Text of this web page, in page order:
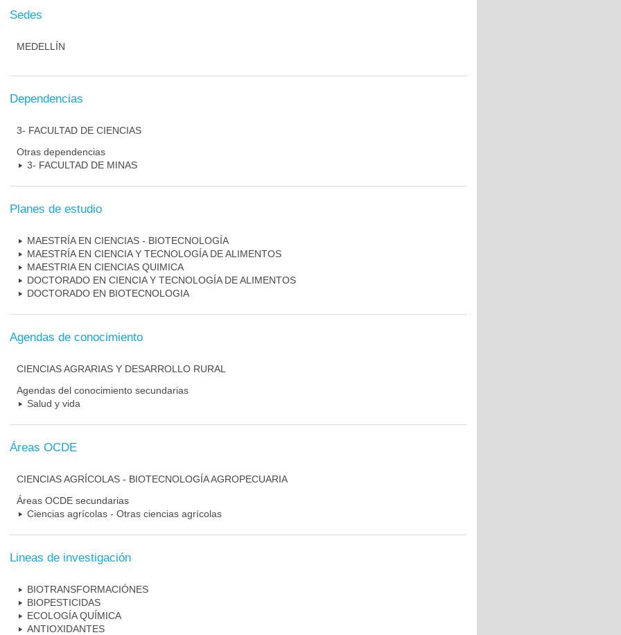
Sedes
MEDELLÍN
Dependencias
3- FACULTAD DE CIENCIAS
Otras dependencias
3- FACULTAD DE MINAS
Planes de estudio
MAESTRÍA EN CIENCIAS - BIOTECNOLOGÍA
MAESTRÍA EN CIENCIA Y TECNOLOGÍA DE ALIMENTOS
MAESTRIA EN CIENCIAS QUIMICA
DOCTORADO EN CIENCIA Y TECNOLOGÍA DE ALIMENTOS
DOCTORADO EN BIOTECNOLOGIA
Agendas de conocimiento
CIENCIAS AGRARIAS Y DESARROLLO RURAL
Agendas del conocimiento secundarias
Salud y vida
Áreas OCDE
CIENCIAS AGRÍCOLAS - BIOTECNOLOGÍA AGROPECUARIA
Áreas OCDE secundarias
Ciencias agrícolas - Otras ciencias agrícolas
Lineas de investigación
BIOTRANSFORMACIÓNES
BIOPESTICIDAS
ECOLOGÍA QUÍMICA
ANTIOXIDANTES